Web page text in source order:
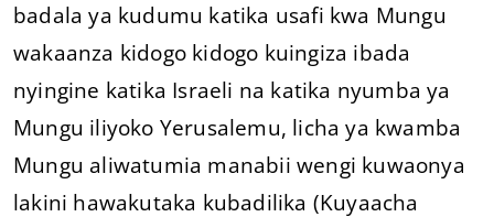
badala ya kudumu katika usafi kwa Mungu
wakaanza kidogo kidogo kuingiza ibada
nyingine katika Israeli na katika nyumba ya
Mungu iliyoko Yerusalemu, licha ya kwamba
Mungu aliwatumia manabii wengi kuwaonya
lakini hawakutaka kubadilika (Kuyaacha